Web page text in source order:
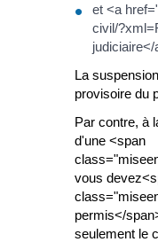
et <a
civil/
judiciaire</
La
provisoire du
Par contre, à
d'une <span
vous
permis</
seulement le